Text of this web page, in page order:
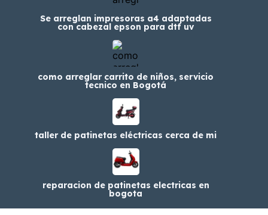
Se arreglan impresoras a4 adaptadas
con cabezal epson para dtf uv
como arreglar carrito de niños, servicio
tecnico en Bogotá
taller de patinetas eléctricas cerca de mi
reparacion de patinetas electricas en
bogota